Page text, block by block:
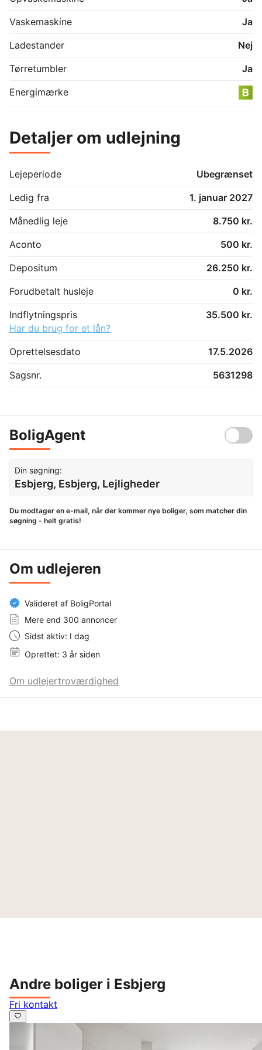
til par, den lille familie eller som delevenlig med to
separate værelser og et stort fælles opholdsrum.
Lyder det som noget for dig? Kontakt os for en
Vaskemaskine
Ja
Ladestander
Nej
Tørretumbler
Ja
Energimærke
Detaljer om udlejning
Lejeperiode
Ubegrænset
Ledig fra
1. januar 2027
Månedlig leje
8.750 kr.
Aconto
500 kr.
Depositum
26.250 kr.
Forudbetalt husleje
0 kr.
Indflytningspris
35.500 kr.
Har du brug for et lån?
Oprettelsesdato
17.5.2026
Sagsnr.
5631298
BoligAgent
Din søgning:
Esbjerg, Esbjerg, Lejligheder
Du modtager en e-mail, når der kommer nye boliger, som matcher din
søgning - helt gratis!
Om udlejeren
Valideret af BoligPortal
Mere end 300 annoncer
Sidst aktiv: I dag
Oprettet: 3 år siden
Om udlejertroværdighed
Andre boliger i Esbjerg
Fri kontakt